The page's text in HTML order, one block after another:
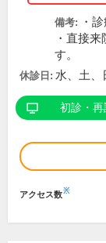
備考:
・
・直接
す。
休診日: 水、土、
初診・
アクセス数※